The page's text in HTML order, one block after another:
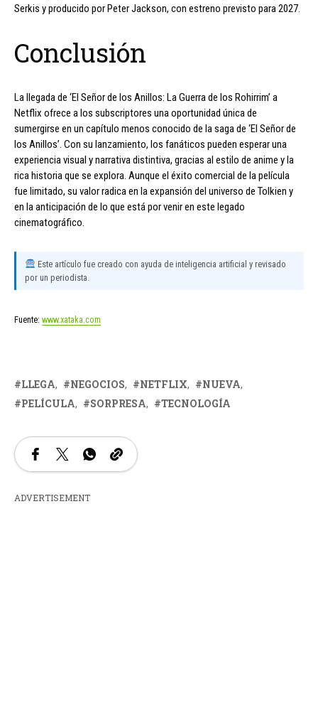
Serkis y producido por Peter Jackson, con estreno previsto para 2027.
Conclusión
La llegada de ‘El Señor de los Anillos: La Guerra de los Rohirrim’ a
Netflix ofrece a los subscriptores una oportunidad única de
sumergirse en un capítulo menos conocido de la saga de ‘El Señor de
los Anillos’. Con su lanzamiento, los fanáticos pueden esperar una
experiencia visual y narrativa distintiva, gracias al estilo de anime y la
rica historia que se explora. Aunque el éxito comercial de la película
fue limitado, su valor radica en la expansión del universo de Tolkien y
en la anticipación de lo que está por venir en este legado
cinematográfico.
Este artículo fue creado con ayuda de inteligencia artificial y revisado
por un periodista.
Fuente: www.xataka.com
LLEGA NEGOCIOS NETFLIX
NUEVA
PELÍCULA
SORPRESA TECNOLOGÍA
ADVERTISEMENT